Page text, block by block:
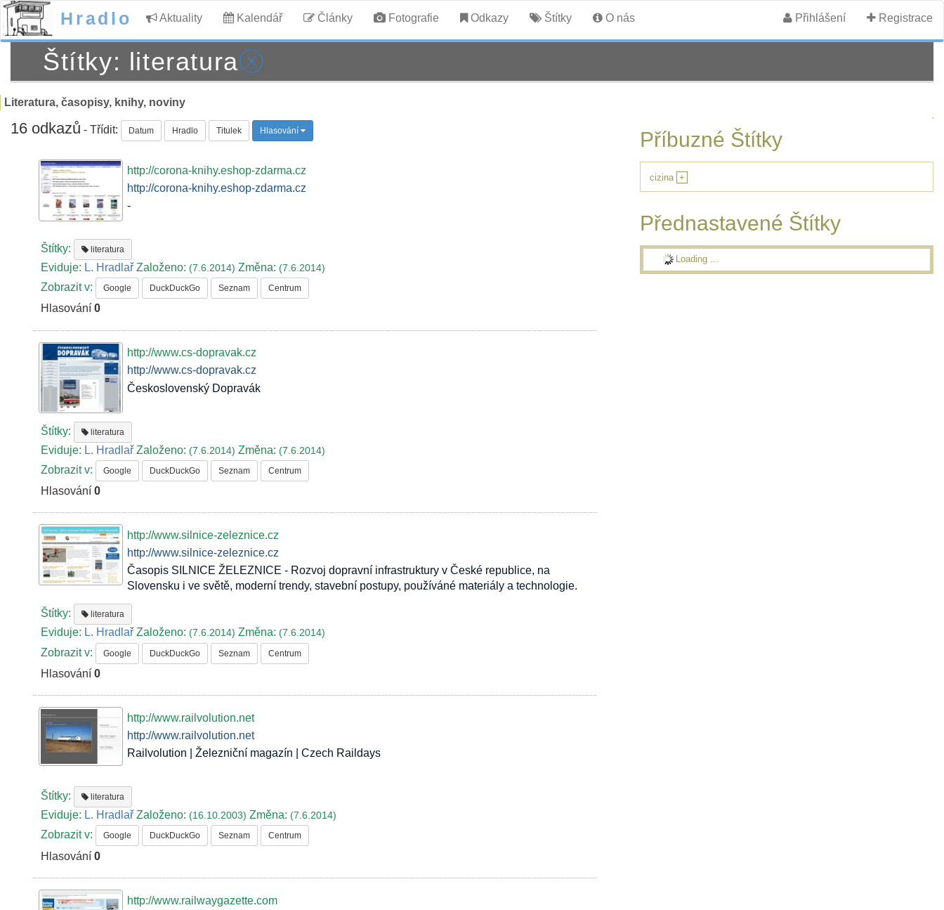
Hradlo Aktuality Kalendář Články Fotografie Odkazy Štítky O nás Přihlášení Registrace
Štítky: literaturaⓧ
Literatura, časopisy, knihy, noviny
16 odkazů - Třídit: Datum Hradlo Titulek Hlasování
http://corona-knihy.eshop-zdarma.cz
http://corona-knihy.eshop-zdarma.cz
-
Štítky: literatura
Eviduje: L. Hradlař Založeno:(7.6.2014)Změna:(7.6.2014)
Zobrazit v: Google DuckDuckGo Seznam Centrum
Hlasování0
http://www.cs-dopravak.cz
http://www.cs-dopravak.cz
Československý Dopravák
Štítky: literatura
Eviduje: L. Hradlař Založeno:(7.6.2014)Změna:(7.6.2014)
Zobrazit v: Google DuckDuckGo Seznam Centrum
Hlasování0
http://www.silnice-zeleznice.cz
http://www.silnice-zeleznice.cz
Časopis SILNICE ŽELEZNICE - Rozvoj dopravní infrastruktury v České republice, na
Slovensku i ve světě, moderní trendy, stavební postupy, používáné materiály a technologie.
Štítky: literatura
Eviduje: L. Hradlař Založeno:(7.6.2014)Změna:(7.6.2014)
Zobrazit v: Google DuckDuckGo Seznam Centrum
Hlasování0
http://www.railvolution.net
http://www.railvolution.net
Railvolution | Železniční magazín | Czech Raildays
Štítky: literatura
Eviduje: L. Hradlař Založeno:(16.10.2003)Změna:(7.6.2014)
Zobrazit v: Google DuckDuckGo Seznam Centrum
Hlasování0
http://www.railwaygazette.com
Příbuzné Štítky
cizina +
Přednastavené Štítky
Loading ...